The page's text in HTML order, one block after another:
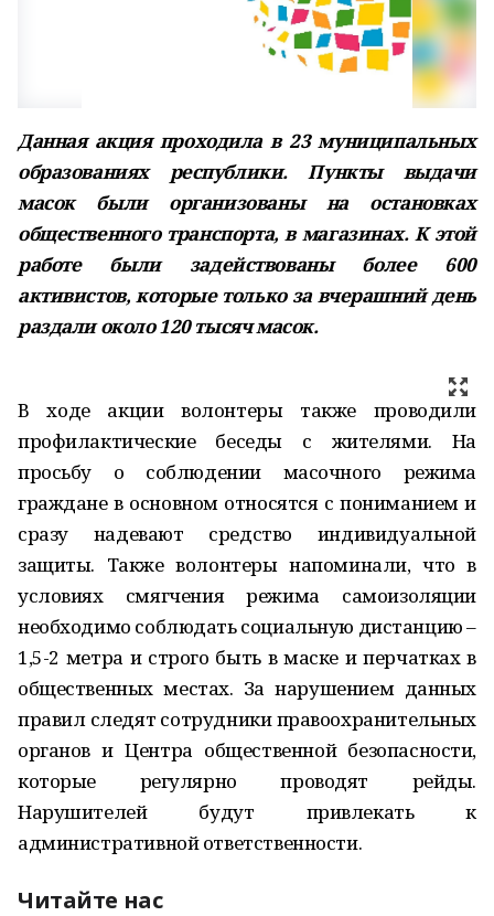
Данная акция проходила в 23 муниципальных
образованиях республики. Пункты выдачи
масок были организованы на остановках
общественного транспорта, в магазинах. К этой
работе были задействованы более 600
активистов, которые только за вчерашний день
раздали около 120 тысяч масок.
В ходе акции волонтеры также проводили
профилактические беседы с жителями. На
просьбу о соблюдении масочного режима
граждане в основном относятся с пониманием и
сразу надевают средство индивидуальной
защиты. Также волонтеры напоминали, что в
условиях смягчения режима самоизоляции
необходимо соблюдать социальную дистанцию –
1,5-2 метра и строго быть в маске и перчатках в
общественных местах. За нарушением данных
правил следят сотрудники правоохранительных
органов и Центра общественной безопасности,
которые регулярно проводят рейды.
Нарушителей будут привлекать к
административной ответственности.
Читайте нас